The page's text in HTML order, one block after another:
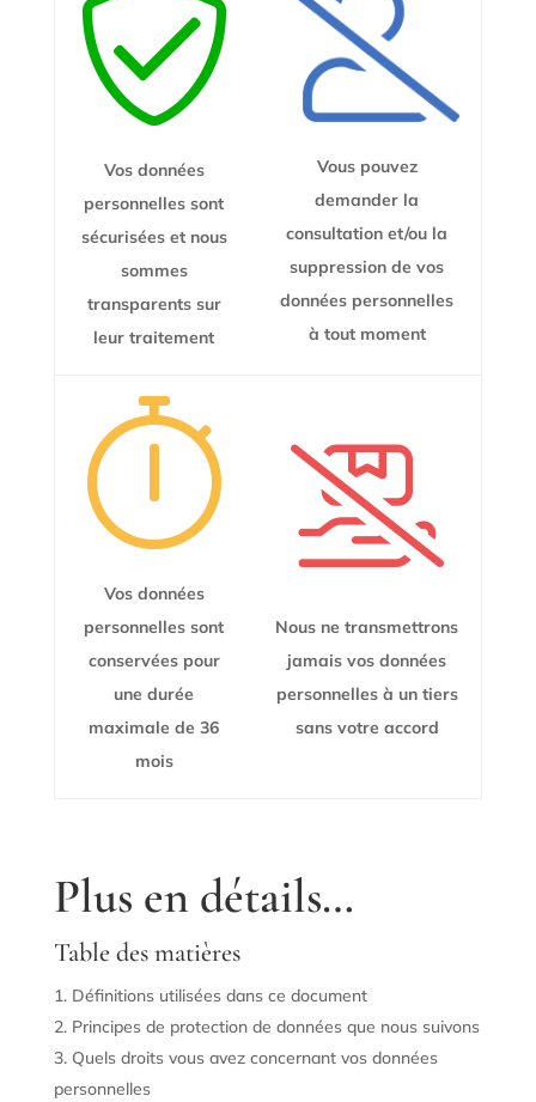
Vos données
personnelles sont
sécurisées et nous
sommes
transparents sur
leur traitement
Vous pouvez
demander la
consultation et/ou la
suppression de vos
données personnelles
à tout moment
Vos données
personnelles sont
conservées pour
une durée
maximale de 36
mois
Nous ne transmettrons
jamais vos données
personnelles à un tiers
sans votre accord
Plus en détails…
Table des matières
Définitions utilisées dans ce document
Principes de protection de données que nous suivons
Quels droits vous avez concernant vos données
personnelles